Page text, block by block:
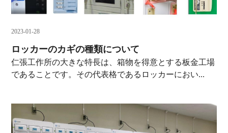
2023-01-28
ロッカーのカギの種類について
仁張工作所の大きな特長は、箱物を得意とする板金工場
であることです。その代表格であるロッカーにおい...